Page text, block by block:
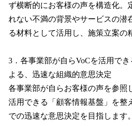
ず横断的にお客様の声を構造化。
れない不満の背景やサービスの潜
る材料として活用し、施策立案の
3．各事業部が自らVoCを活用で
よる、迅速な組織的意思決定
各事業部が自らお客様の声を参照
活用できる「顧客情報基盤」を整
での迅速な意思決定を目指します。